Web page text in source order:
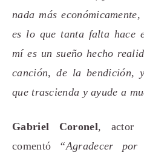
nada más
es lo que tanta falta hace
mí es un sueño hecho
canción, de la bendición,
que trascienda y ayude a
Gabriel Coronel, actor
comentó “Agradecer